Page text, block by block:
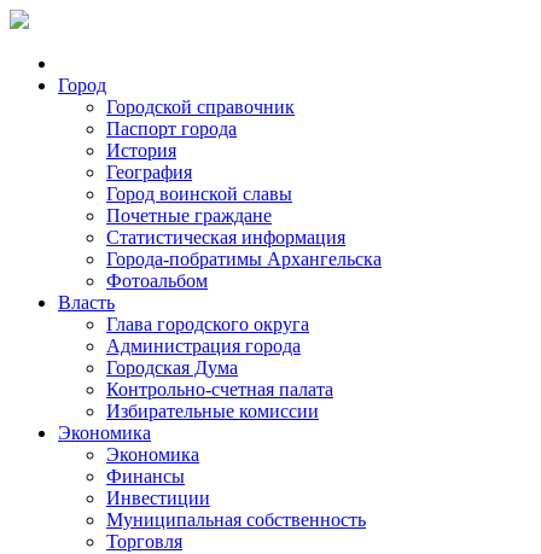
Город
Городской справочник
Паспорт города
История
География
Город воинской славы
Почетные граждане
Статистическая информация
Города-побратимы Архангельска
Фотоальбом
Власть
Глава городского округа
Администрация города
Городская Дума
Контрольно-счетная палата
Избирательные комиссии
Экономика
Экономика
Финансы
Инвестиции
Муниципальная собственность
Торговля